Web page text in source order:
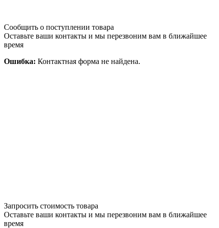
Сообщить о поступлении товара
Оставьте ваши контакты и мы перезвоним вам в ближайшее
время
Ошибка: Контактная форма не найдена.
Запросить стоимость товара
Оставьте ваши контакты и мы перезвоним вам в ближайшее
время